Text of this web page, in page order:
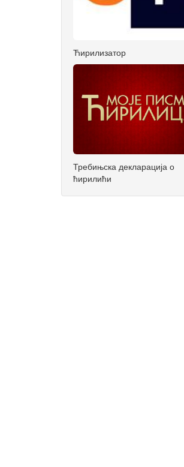
Ћирилизатор
Требињска декларација о
ћирилићи